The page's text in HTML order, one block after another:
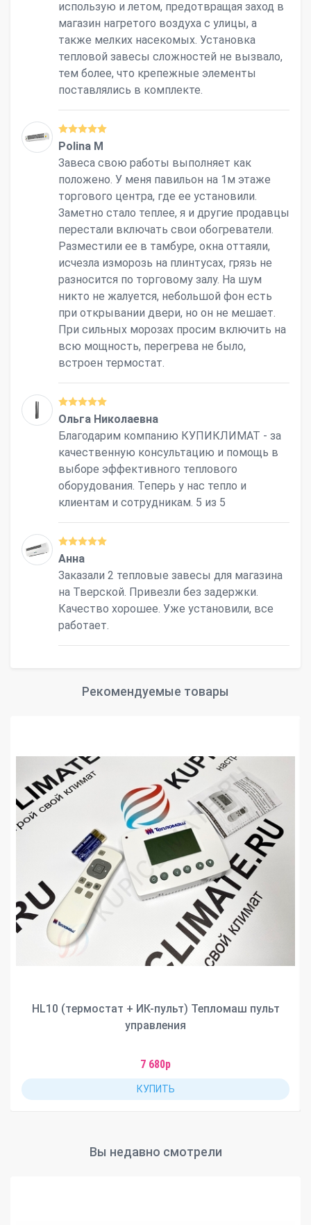
использую и летом, предотвращая заход в
магазин нагретого воздуха с улицы, а
также мелких насекомых. Установка
тепловой завесы сложностей не вызвало,
тем более, что крепежные элементы
поставлялись в комплекте.
Polina M
Завеса свою работы выполняет как
положено. У меня павильон на 1м этаже
торгового центра, где ее установили.
Заметно стало теплее, я и другие продавцы
перестали включать свои обогреватели.
Разместили ее в тамбуре, окна оттаяли,
исчезла изморозь на плинтусах, грязь не
разносится по торговому залу. На шум
никто не жалуется, небольшой фон есть
при открывании двери, но он не мешает.
При сильных морозах просим включить на
всю мощность, перегрева не было,
встроен термостат.
Ольга Николаевна
Благодарим компанию КУПИКЛИМАТ - за
качественную консультацию и помощь в
выборе эффективного теплового
оборудования. Теперь у нас тепло и
клиентам и сотрудникам. 5 из 5
Анна
Заказали 2 тепловые завесы для магазина
на Тверской. Привезли без задержки.
Качество хорошее. Уже установили, все
работает.
Рекомендуемые товары
HL10 (термостат + ИК-пульт) Тепломаш пульт
управления
7 680р
КУПИТЬ
Вы недавно смотрели